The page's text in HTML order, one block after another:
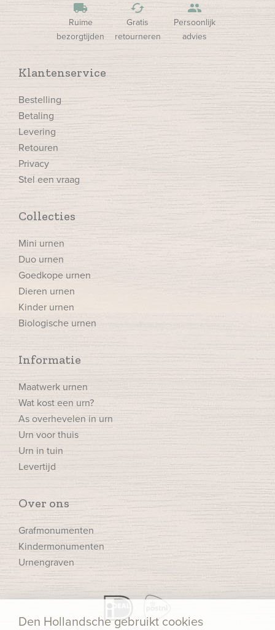
local_shipping
Ruime
bezorgtijden
cached
Gratis
retourneren
people
Persoonlijk
advies
Klantenservice
Bestelling
Betaling
Levering
Retouren
Privacy
Stel een vraag
Collecties
Mini urnen
Duo urnen
Goedkope urnen
Dieren urnen
Kinder urnen
Biologische urnen
Informatie
Maatwerk urnen
Wat kost een urn?
As overhevelen in urn
Urn voor thuis
Urn in tuin
Levertijd
Over ons
Grafmonumenten
Kindermonumenten
Urnengraven
Den Hollandsche gebruikt cookies